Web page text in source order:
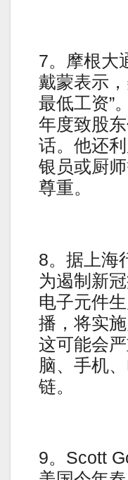
7。摩根大
戴蒙表示
最低工资”
年度致股
话。他还
银员或厨师
尊重。
8。据上海
为遏制新
电子元件
播，将实
这可能会
脑、手机
链。
9。Scott